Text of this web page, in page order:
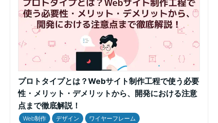
プロトタイプとは？Webサイト制作工程で使う必要
性・メリット・デメリットから、開発における注意
点まで徹底解説！
Web制作 デザイン
ワイヤーフレーム